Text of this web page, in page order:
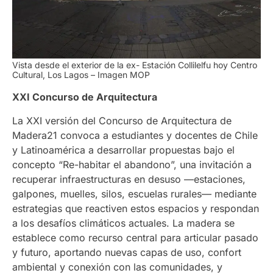
Vista desde el exterior de la ex- Estación Collilelfu hoy Centro
Cultural, Los Lagos – Imagen MOP
XXI Concurso de Arquitectura
La XXI versión del Concurso de Arquitectura de
Madera21 convoca a estudiantes y docentes de Chile
y Latinoamérica a desarrollar propuestas bajo el
concepto “Re-habitar el abandono”, una invitación a
recuperar infraestructuras en desuso —estaciones,
galpones, muelles, silos, escuelas rurales— mediante
estrategias que reactiven estos espacios y respondan
a los desafíos climáticos actuales. La madera se
establece como recurso central para articular pasado
y futuro, aportando nuevas capas de uso, confort
ambiental y conexión con las comunidades, y